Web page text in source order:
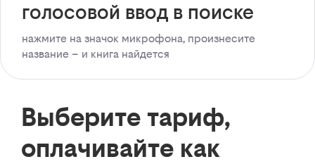
голосовой ввод в поиске
нажмите на значок микрофона, произнесите
название – и книга найдется
Выберите тариф,
оплачивайте как